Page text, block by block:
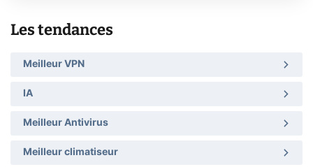
Les tendances
Meilleur VPN
IA
Meilleur Antivirus
Meilleur climatiseur